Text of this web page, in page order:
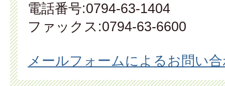
電話番号:0794-63-1404
ファックス:0794-63-6600
メールフォームによるお問い